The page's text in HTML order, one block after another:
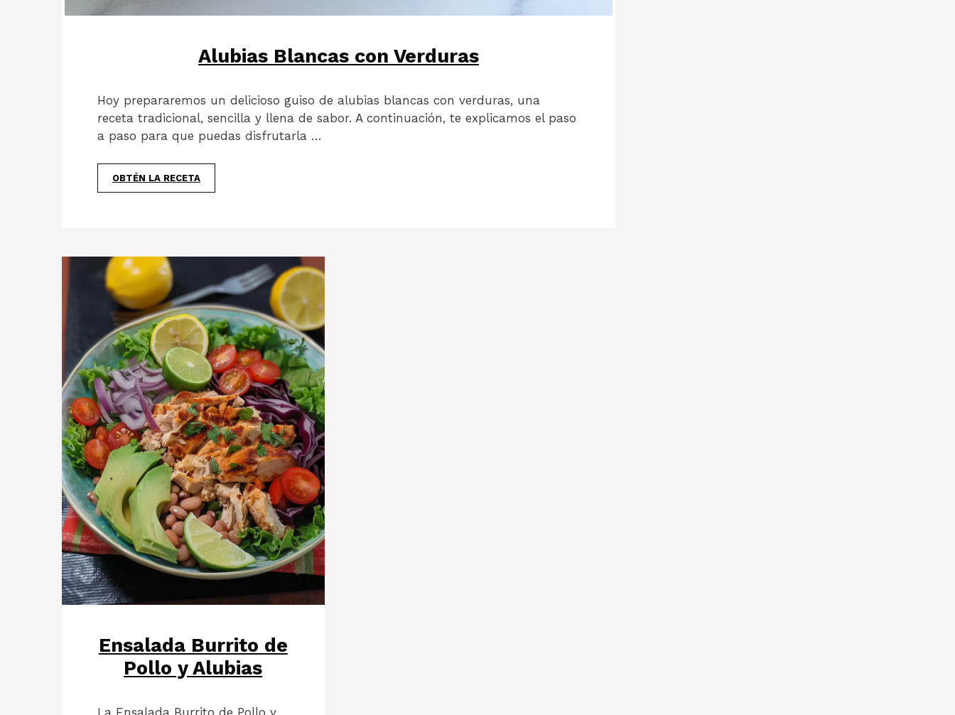
Alubias Blancas con Verduras
Hoy prepararemos un delicioso guiso de alubias blancas con verduras, una
receta tradicional, sencilla y llena de sabor. A continuación, te explicamos el paso
a paso para que puedas disfrutarla …
OBTÉN LA RECETA
Ensalada Burrito de
Pollo y Alubias